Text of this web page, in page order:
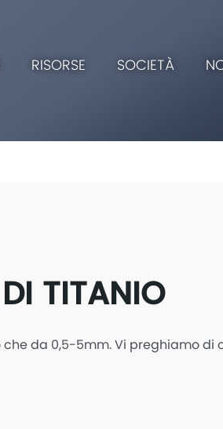
RISORSE SOCIETÀ
TITANIO
da 0,5-5mm. Vi preghiamo